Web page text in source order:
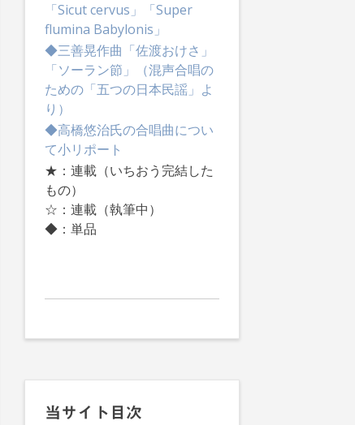
「Sicut cervus」「Super
flumina Babylonis」
◆三善晃作曲「佐渡おけさ」
「ソーラン節」（混声合唱の
ための「五つの日本民謡」よ
り）
◆高橋悠治氏の合唱曲につい
て小リポート
★：連載（いちおう完結した
もの）
☆：連載（執筆中）
◆：単品
当サイト目次